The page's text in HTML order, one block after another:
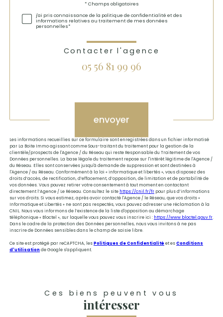
* Champs obligatoires
j'ai pris connaissance de la politique de confidentialité et des
informations relatives au traitement de mes données
personnelles*
Contacter l'agence
05 56 81 99 96
envoyer
Les informations recueillies sur ce formulaire sont enregistrées dans un fichier informatisé
par La Boite Immo agissant comme Sous-traitant du traitement pour la gestion de la
clientèle/prospects de l'Agence / du Réseau qui reste Responsable du Traitement de vos
Données personnelles. La base légale du traitement repose sur l'intérêt légitime de l'Agence /
du Réseau. Elles sont conservées jusqu'à demande de suppression et sont destinées à
l'Agence / au Réseau. Conformément à la loi « informatique et libertés », vous disposez des
droits d’accès, de rectification, d’effacement, d’opposition, de limitation et de portabilité de
vos données. Vous pouvez retirer votre consentement à tout moment en contactant
directement l’Agence / Le Réseau. Consultez le site https://cnil.fr/fr pour plus d’informations
sur vos droits. Si vous estimez, après avoir contacté l'Agence / le Réseau, que vos droits «
Informatique et Libertés » ne sont pas respectés, vous pouvez adresser une réclamation à la
CNIL. Nous vous informons de l’existence de la liste d'opposition au démarchage
téléphonique « Bloctel », sur laquelle vous pouvez vous inscrire ici : https://www.bloctel.gouv.fr.
Dans le cadre de la protection des Données personnelles, nous vous invitons à ne pas
inscrire de Données sensibles dans le champ de saisie libre.
Ce site est protégé par reCAPTCHA, lesPolitiques de Confidentialitéet esConditions
d'utilisationde Google s'appliquent.
Ces biens peuvent vous
intéresser